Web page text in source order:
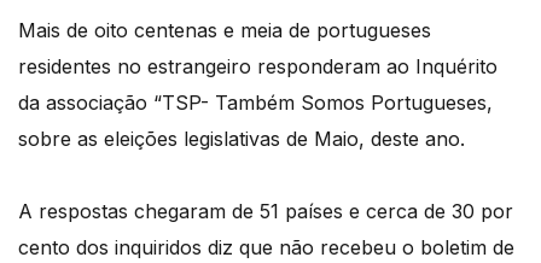
Mais de oito centenas e meia de portugueses
residentes no estrangeiro responderam ao Inquérito
da associação “TSP- Também Somos Portugueses,
sobre as eleições legislativas de Maio, deste ano.
A respostas chegaram de 51 países e cerca de 30 por
cento dos inquiridos diz que não recebeu o boletim de